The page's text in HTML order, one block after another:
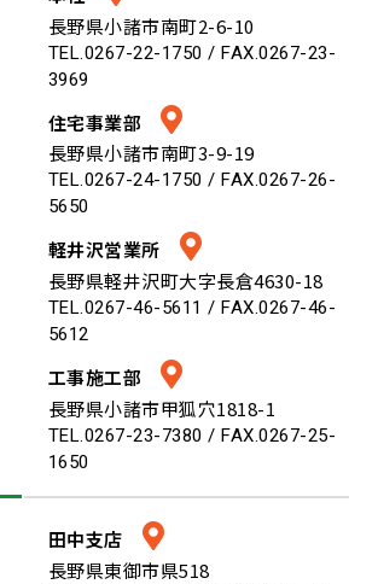
長野県小諸市南町2-6-10
TEL.0267-22-1750 / FAX.0267-23-
3969
住宅事業部
長野県小諸市南町3-9-19
TEL.0267-24-1750 / FAX.0267-26-
5650
軽井沢営業所
長野県軽井沢町大字長倉4630-18
TEL.0267-46-5611 / FAX.0267-46-
5612
工事施工部
長野県小諸市甲狐穴1818-1
TEL.0267-23-7380 / FAX.0267-25-
1650
田中支店
長野県東御市県518